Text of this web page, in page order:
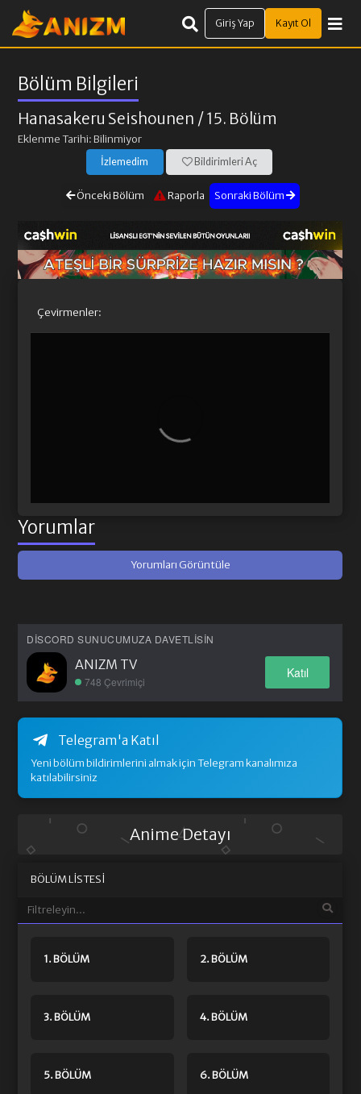
Giriş Yap Kayıt Ol
Bölüm Bilgileri
Hanasakeru Seishounen / 15. Bölüm
Eklenme Tarihi: Bilinmiyor
İzlemedim Bildirimleri Aç
Önceki Bölüm Raporla Sonraki Bölüm
Çevirmenler:
Yorumlar
Yorumları Görüntüle
DISCORD SUNUCUMUZA DAVETLISIN
ANIZM TV
748 Çevrimiçi
Katıl
Telegram'a Katıl
Yeni bölüm bildirimlerini almak için Telegram kanalımıza
katılabilirsiniz
Anime Detayı
BÖLÜM LISTESI
1. BÖLÜM 2. BÖLÜM
3. BÖLÜM 4. BÖLÜM
5. BÖLÜM 6. BÖLÜM